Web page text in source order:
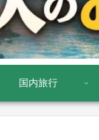
国内旅行